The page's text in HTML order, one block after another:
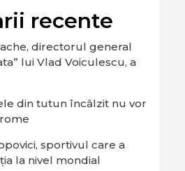
recente
directorul general
lui Vlad Voiculescu, a
din tutun încălzit nu vor
sportivul care a
la nivel mondial